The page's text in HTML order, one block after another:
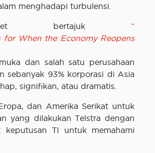
menghadapi turbulensi.
bertajuk “
When the Economy Reopens
dan salah satu perusahaan
sebanyak 93% korporasi di Asia
signifikan, atau dramatis.
dan Amerika Serikat untuk
yang dilakukan Telstra dengan
TI untuk memahami